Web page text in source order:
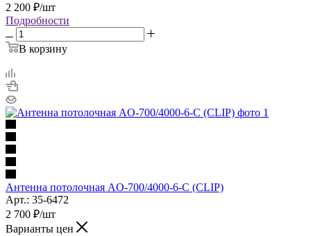
2 200 ₽/шт
Подробности
В корзину
Антенна потолочная AO-700/4000-6-C (CLIP)
Арт.: 35-6472
2 700 ₽/шт
Варианты цен